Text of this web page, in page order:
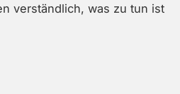
verständlich, was zu tun ist